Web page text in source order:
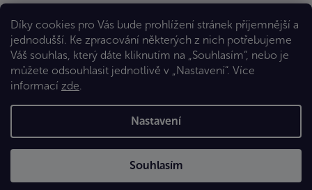
Díky cookies pro Vás bude prohlížení stránek příjemnější a
jednodušší. Ke zpracování některých z nich potřebujeme
Váš souhlas, který dáte kliknutím na „Souhlasím“, nebo je
můžete odsouhlasit jednotlivě v „Nastavení“. Více
informací zde.
Nastavení
Souhlasím
Vytvořil Shoptet Premium
Copyright 2026Eshop Diana Company, spol. s r.o.. Všechna
práva vyhrazena.